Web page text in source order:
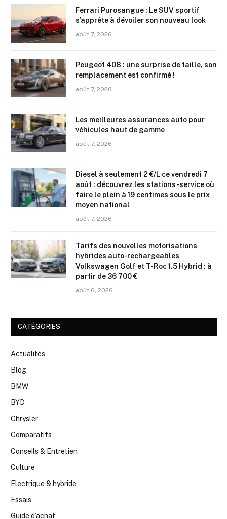
Ferrari Purosangue : Le SUV sportif
s’apprête à dévoiler son nouveau look
août 7, 2026
Peugeot 408 : une surprise de taille, son
remplacement est confirmé !
août 7, 2026
Les meilleures assurances auto pour
véhicules haut de gamme
août 7, 2026
Diesel à seulement 2 €/L ce vendredi 7
août : découvrez les stations-service où
faire le plein à 19 centimes sous le prix
moyen national
août 7, 2026
Tarifs des nouvelles motorisations
hybrides auto-rechargeables
Volkswagen Golf et T-Roc 1.5 Hybrid : à
partir de 36 700 €
août 6, 2026
CATÉGORIES
Actualités
Blog
BMW
BYD
Chrysler
Comparatifs
Conseils & Entretien
Culture
Electrique & hybride
Essais
Guide d’achat